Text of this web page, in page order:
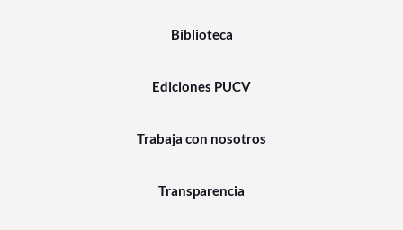
Biblioteca
Ediciones PUCV
Trabaja con nosotros
Transparencia